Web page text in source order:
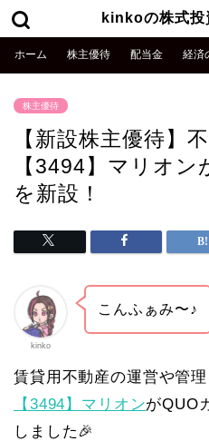
kinkoの株式
ホーム 株主優待 配当金 経済
株主優待
【新設株主優待】
【3494】マリオ
を新設！
kinko
こんふぁみ〜♪
賃貸用不動産の運営や管
【3494】マリオンがQUO
しました🎉